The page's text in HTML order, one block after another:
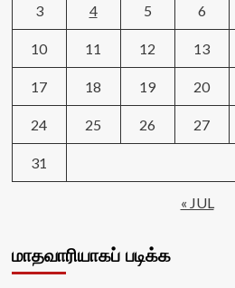
3 4 5 6
10 11 12 13
17 18 19 20
24 25 26 27
31
« JUL
மாதவாரியாகப் படிக்க